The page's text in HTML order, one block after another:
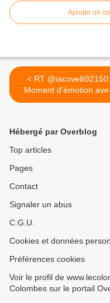
Ajouter un
< RT @iacovelli92150:
Moment d'émotion avec
cet...
Hébergé par Overblog
Top articles
Pages
Contact
Signaler un abus
C.G.U.
Cookies et données
Préférences cookies
Voir le profil de
Colombes sur le portail